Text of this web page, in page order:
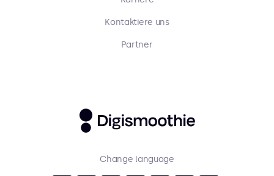
Kontaktiere uns
Partner
Change language